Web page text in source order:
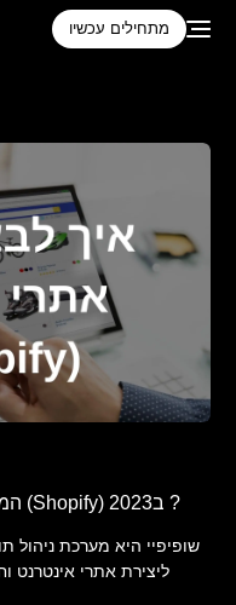
מתחילים עכשיו
המדריך:איך לבצע קידום אתרי שופייפי (Shopify) ב2023 ?
שופיפיי היא מערכת ניהול
ליצירת אתרי אינטרנט